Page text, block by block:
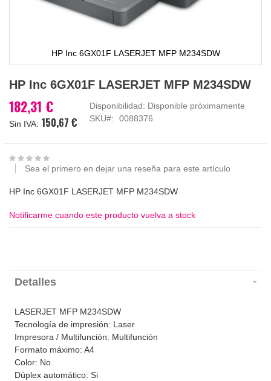
HP Inc 6GX01F LASERJET MFP M234SDW
al
de
la
imágenes
HP Inc 6GX01F LASERJET MFP M234SDW
182,31 €
150,67 €
Disponibilidad: Disponible próximamente
SKU
0088376
Sea el primero en dejar una reseña para este artículo
HP Inc 6GX01F LASERJET MFP M234SDW
Notificarme cuando este producto vuelva a stock
Detalles
LASERJET MFP M234SDW
Tecnología de impresión: Laser
Impresora / Multifunción: Multifunción
Formato máximo: A4
Color: No
Dúplex automático: Si